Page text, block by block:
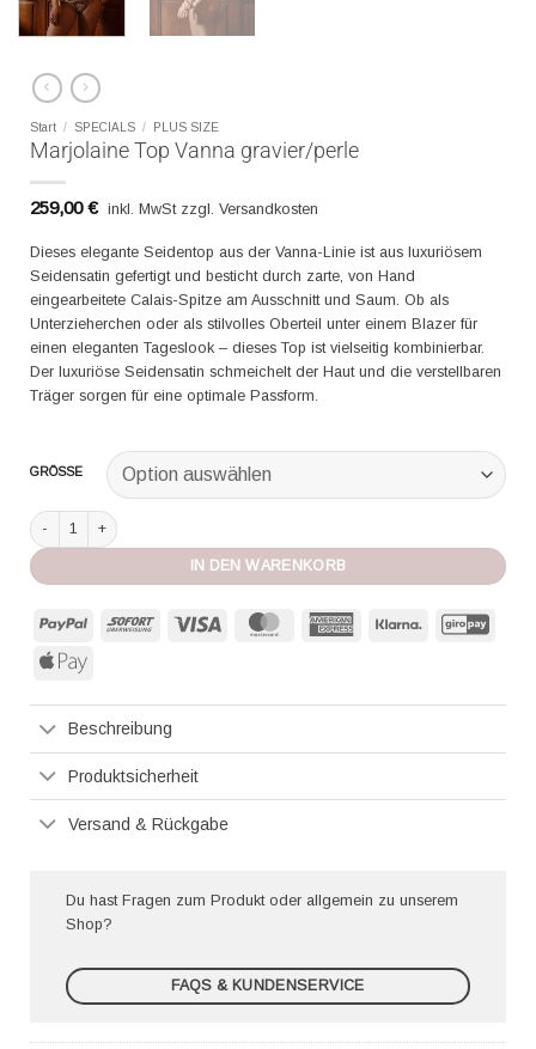
Start / SPECIALS / PLUS SIZE
Marjolaine Top Vanna gravier/perle
259,00€ inkl. MwSt zzgl. Versandkosten
Dieses elegante Seidentop aus der Vanna-Linie ist aus luxuriösem
Seidensatin gefertigt und besticht durch zarte, von Hand
eingearbeitete Calais-Spitze am Ausschnitt und Saum. Ob als
Unterzieherchen oder als stilvolles Oberteil unter einem Blazer für
einen eleganten Tageslook – dieses Top ist vielseitig kombinierbar.
Der luxuriöse Seidensatin schmeichelt der Haut und die verstellbaren
Träger sorgen für eine optimale Passform.
GRÖSSE
Marjolaine Top Vanna gravier/perle Menge
IN DEN WARENKORB
PayPal Sofort MasterCard American
Klarna
Apple
Beschreibung
Produktsicherheit
Versand & Rückgabe
Du hast Fragen zum Produkt oder allgemein zu unserem
Shop?
FAQS & KUNDENSERVICE